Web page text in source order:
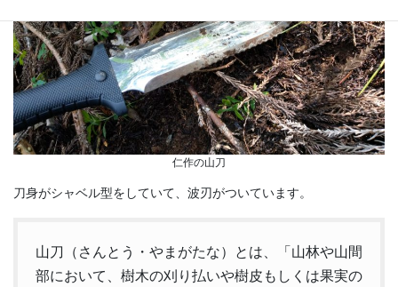
仁作の山刀
刀身がシャベル型をしていて、波刃がついています。
山刀（さんとう・やまがたな）とは、「山林や山間
部において、樹木の刈り払いや樹皮もしくは果実の